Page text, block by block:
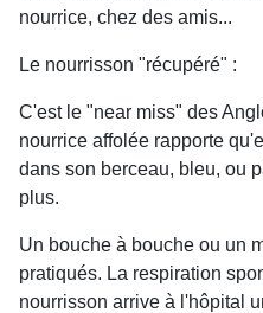
nourrice, chez des amis...
Le nourrisson "récupéré" :
C'est le "near miss" des
nourrice affolée rapporte
dans son berceau, bleu, ou
plus.
Un bouche à bouche ou un
pratiqués. La respiration
nourrisson arrive à l'hôpital